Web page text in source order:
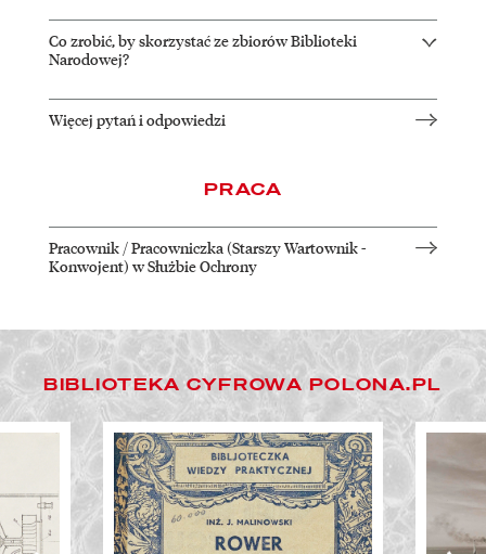
Co zrobić, by skorzystać ze zbiorów Biblioteki
Narodowej?
Więcej pytań i odpowiedzi
PRACA
Pracownik / Pracowniczka (Starszy Wartownik -
Konwojent) w Służbie Ochrony
BIBLIOTEKA CYFROWA POLONA.PL
Następne slajdy